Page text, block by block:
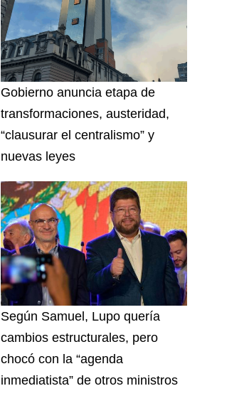
Gobierno anuncia etapa de
transformaciones, austeridad,
“clausurar el centralismo” y
nuevas leyes
Según Samuel, Lupo quería
cambios estructurales, pero
chocó con la “agenda
inmediatista” de otros ministros